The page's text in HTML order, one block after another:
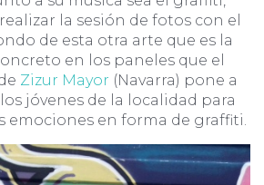
la sesión de fotos con el
de esta otra arte que es la
en los paneles que el
Zizur Mayor (Navarra) pone a
jóvenes de la localidad para
emociones en forma de graffiti.